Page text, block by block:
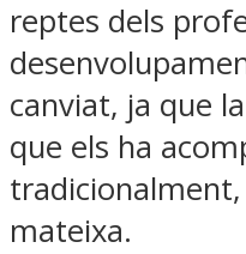
reptes dels
canviat, ja que
que els ha
tradicionalment,
mateixa.